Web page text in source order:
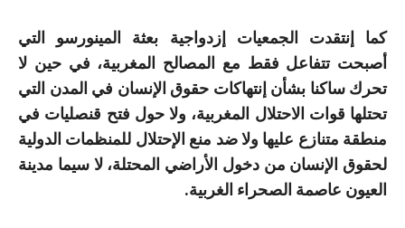
كما إنتقدت الجمعيات إزدواجية بعثة المينورسو التي
أصبحت تتفاعل فقط مع المصالح المغربية، في حين لا
تحرك ساكنا بشأن إنتهاكات حقوق الإنسان في المدن التي
تحتلها قوات الاحتلال المغربية، ولا حول فتح قنصليات في
منطقة متنازع عليها ولا ضد منع الإحتلال للمنظمات الدولية
لحقوق الإنسان من دخول الأراضي المحتلة، لا سيما مدينة
العيون عاصمة الصحراء الغربية.